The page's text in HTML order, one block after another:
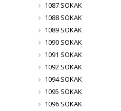
1087 SOKAK
1088 SOKAK
1089 SOKAK
1090 SOKAK
1091 SOKAK
1092 SOKAK
1094 SOKAK
1095 SOKAK
1096 SOKAK